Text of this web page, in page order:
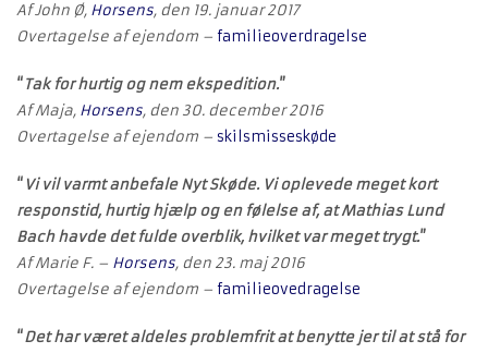
Af John Ø, Horsens, den 19. januar 2017
Overtagelse af ejendom – familieoverdragelse
“Tak for hurtig og nem ekspedition.”
Af Maja, Horsens, den 30. december 2016
Overtagelse af ejendom – skilsmisseskøde
“ Vi vil varmt anbefale Nyt Skøde. Vi oplevede meget kort
responstid, hurtig hjælp og en følelse af, at Mathias Lund
Bach havde det fulde overblik, hvilket var meget trygt.”
Af Marie F. – Horsens, den 23. maj 2016
Overtagelse af ejendom – familieovedragelse
“Det har været aldeles problemfrit at benytte jer til at stå for